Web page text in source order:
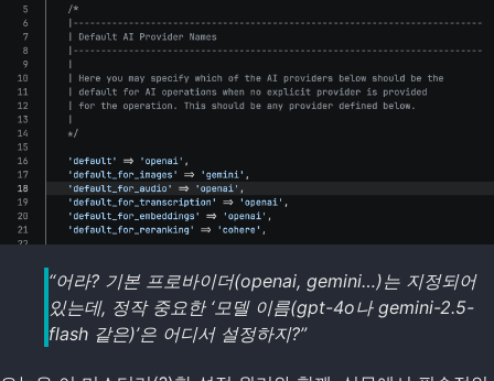
“어라? 기본 프로바이더(openai, gemini…)는 지정되어
있는데, 정작 중요한 ‘모델 이름(gpt-4o나 gemini-2.5-
flash 같은)’은 어디서 설정하지?”